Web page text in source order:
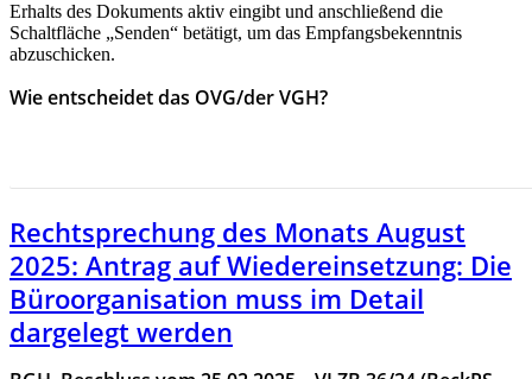
Erhalts des Dokuments aktiv eingibt und anschließend die
Schaltfläche „Senden“ betätigt, um das Empfangsbekenntnis
abzuschicken.
Wie entscheidet das OVG/der VGH?
Rechtsprechung des Monats August
2025: Antrag auf Wiedereinsetzung: Die
Büroorganisation muss im Detail
dargelegt werden